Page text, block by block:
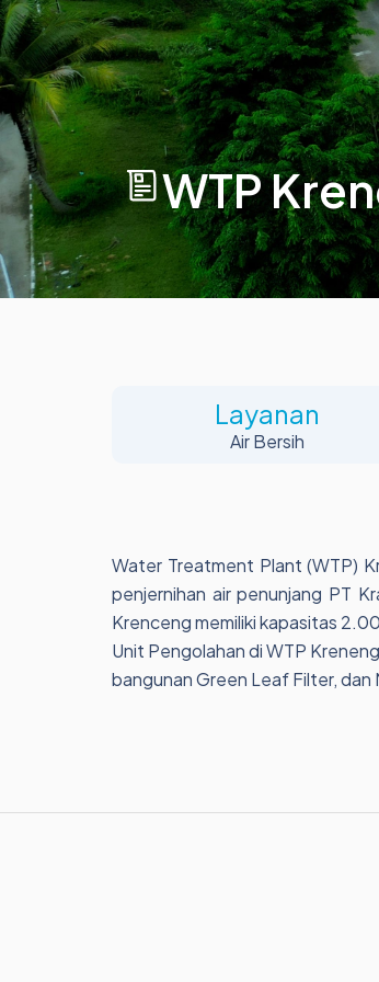
WTP
Layanan
Air Bersih
Water Treatment Plant (WTP)
penjernihan air penunjang PT
Krenceng memiliki kapasitas
Unit Pengolahan di WTP
bangunan Green Leaf Filter, dan